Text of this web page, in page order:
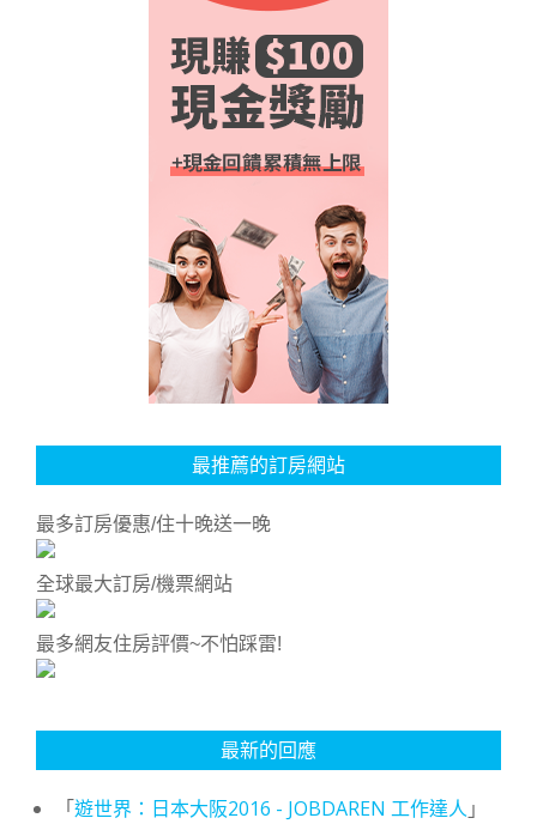
最推薦的訂房網站
最多訂房優惠/住十晚送一晚
全球最大訂房/機票網站
最多網友住房評價~不怕踩雷!
最新的回應
「遊世界：日本大阪2016 - JOBDAREN 工作達人 」